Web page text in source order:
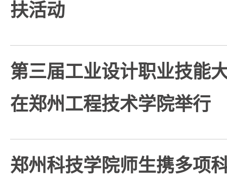
扶活动
第三届工业设计职业技能
在郑州工程技术学院举行
郑州科技学院师生携多项